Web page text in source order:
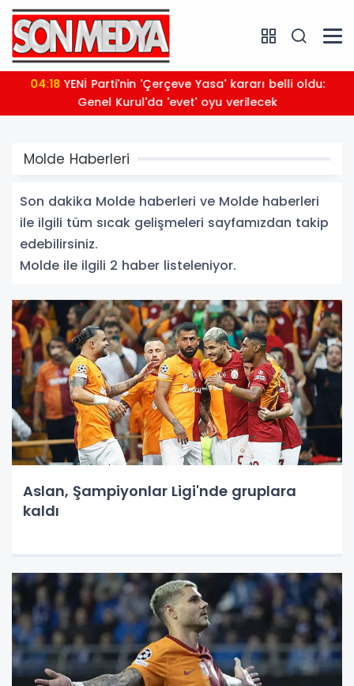
04:18
Genel Kurul'da 'evet' oyu verilecek
Molde Haberleri
Son dakika Molde haberleri ve Molde haberleri
ile ilgili tüm sıcak gelişmeleri sayfamızdan takip
edebilirsiniz.
Molde ile ilgili 2 haber listeleniyor.
Aslan, Şampiyonlar Ligi'nde gruplara
kaldı